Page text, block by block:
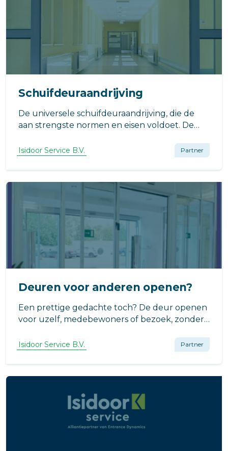
Schuifdeuraandrijving
De universele schuifdeuraandrijving, die de
aan strengste normen en eisen voldoet. De
schuifdeuraandrijving!
Isidoor Service B.V. Partner
Deuren voor anderen openen?
Een prettige gedachte toch? De deur openen
voor uzelf, medebewoners of bezoek, zonder
Binnen-/buitendeuren - draaiend of
schuivend; het is allemaal mogelijk. Deuren
voor anderen openen betekent voorop
lopen.....
Isidoor Service B.V. Partner